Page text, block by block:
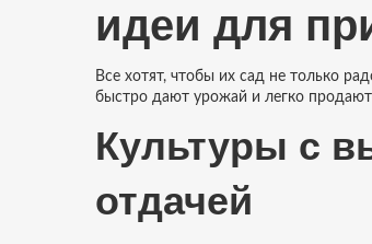
идеи для
Все хотят, чтобы их сад не только
быстро дают урожай и легко
Культуры с
отдачей